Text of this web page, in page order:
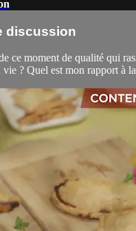
discussion
ce moment de qualité qui
? Quel est mon rapport à